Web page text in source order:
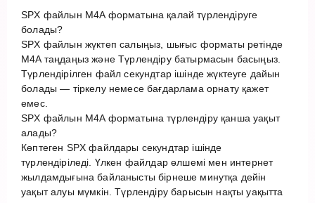
SPX файлын M4A форматына қалай түрлендіруге
болады?
SPX файлын жүктеп салыңыз, шығыс форматы ретінде
M4A таңдаңыз және Түрлендіру батырмасын басыңыз.
Түрлендірілген файл секундтар ішінде жүктеуге дайын
болады — тіркелу немесе бағдарлама орнату қажет
емес.
SPX файлын M4A форматына түрлендіру қанша уақыт
алады?
Көптеген SPX файлдары секундтар ішінде
түрлендіріледі. Үлкен файлдар өлшемі мен интернет
жылдамдығына байланысты бірнеше минутқа дейін
уақыт алуы мүмкін. Түрлендіру барысын нақты уақытта